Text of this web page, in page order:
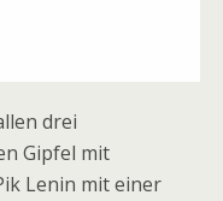
drei
Gipfel mit
Lenin mit einer